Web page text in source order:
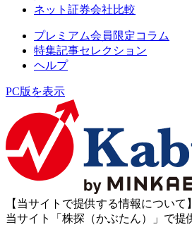
ネット証券会社比較
プレミアム会員限定コラム
特集記事セレクション
ヘルプ
PC版を表示
【当サイトで提供する情報について】
当サイト「株探（かぶたん）」で提